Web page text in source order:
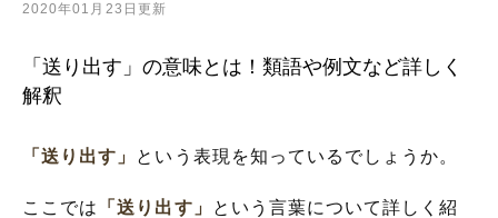
2020年01月23日更新
「送り出す」の意味とは！類語や例文など詳しく
解釈
「送り出す」 という表現を知っているでしょうか。
ここでは 「送り出す」
という言葉について詳しく紹